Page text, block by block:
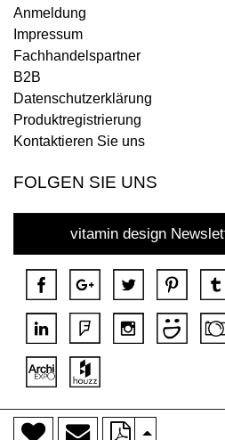
>
Anmeldung
Impressum
Fachhandelspartner
B2B
Datenschutzerklärung
Produktregistrierung
Kontaktieren Sie uns
FOLGEN SIE UNS
vitamin design
Copyright © 2018 DONA Alle Rechte